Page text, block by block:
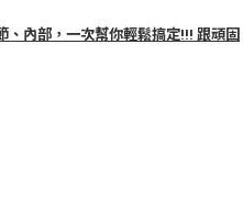
、內部，一次幫你輕鬆搞定!!! 跟頑固